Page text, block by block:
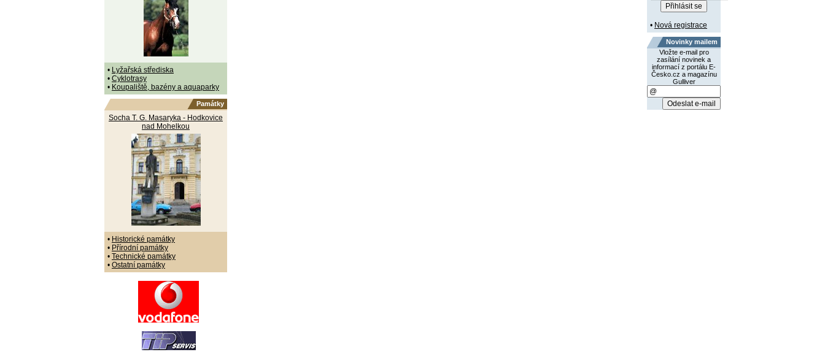
• Lyžařská střediska
• Cyklotrasy
• Koupaliště, bazény a aquaparky
Památky
Socha T. G. Masaryka - Hodkovice
nad Mohelkou
• Historické památky
• Přírodní památky
• Technické památky
• Ostatní památky
• Nová registrace
Novinky mailem
Vložte e-mail pro
zasílání novinek a
informací z portálu E-
Česko.cz a magazínu
Gulliver